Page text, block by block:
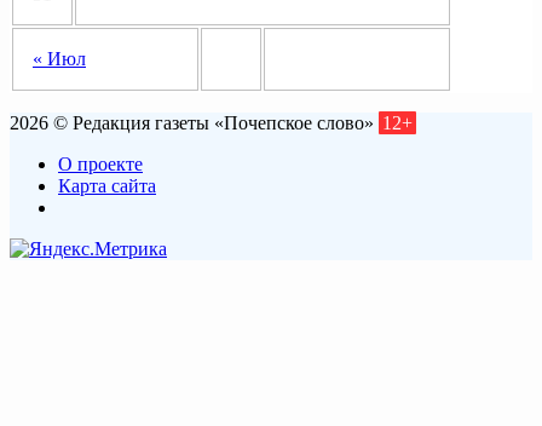
« Июл
2026 © Редакция газеты «Почепское слово» 12+
О проекте
Карта сайта